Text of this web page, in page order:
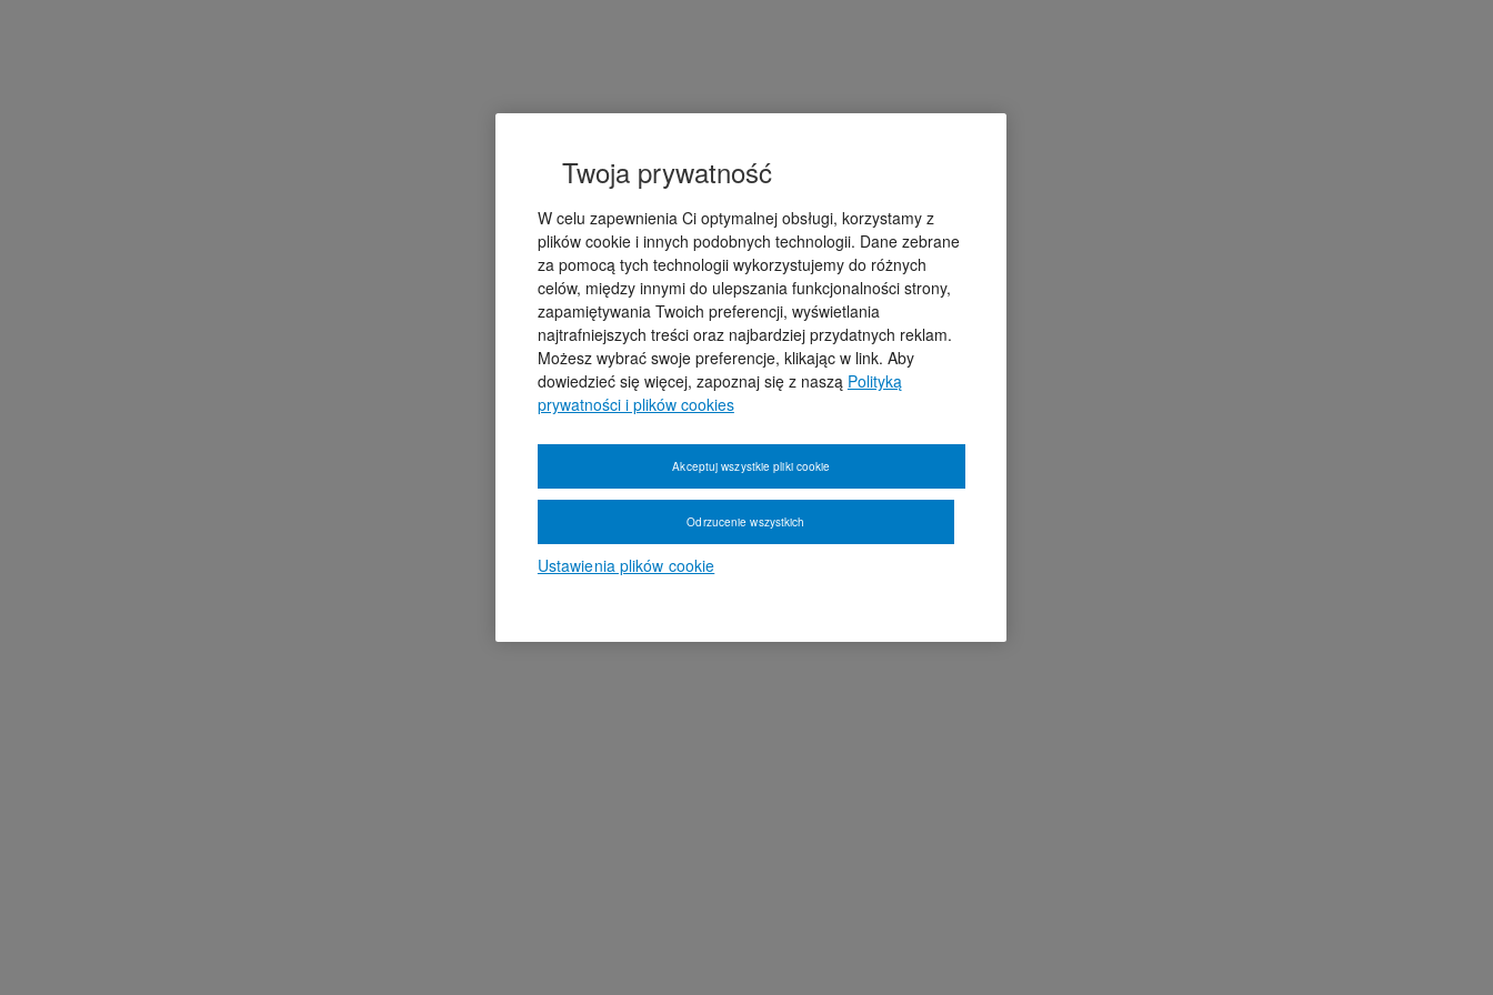
Twoja prywatność
W celu zapewnienia Ci optymalnej obsługi, korzystamy z
plików cookie i innych podobnych technologii. Dane zebrane
za pomocą tych technologii wykorzystujemy do różnych
celów, między innymi do ulepszania funkcjonalności strony,
zapamiętywania Twoich preferencji, wyświetlania
najtrafniejszych treści oraz najbardziej przydatnych reklam.
Możesz wybrać swoje preferencje, klikając w link. Aby
dowiedzieć się więcej, zapoznaj się z naszą Polityką
prywatności i plików cookies
Ustawienia plików cookie
Odrzucenie wszystkich
Akceptuj wszystkie pliki cookie